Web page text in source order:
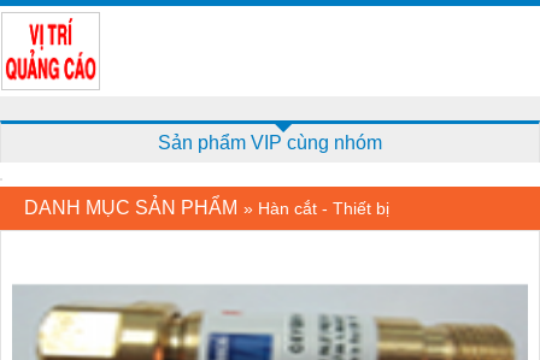
Sản phẩm VIP cùng nhóm
DANH MỤC SẢN PHẨM » Hàn cắt - Thiết bị